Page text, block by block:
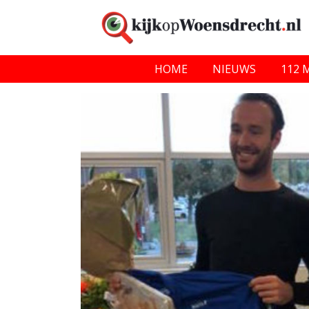
HOME NIEUWS 112